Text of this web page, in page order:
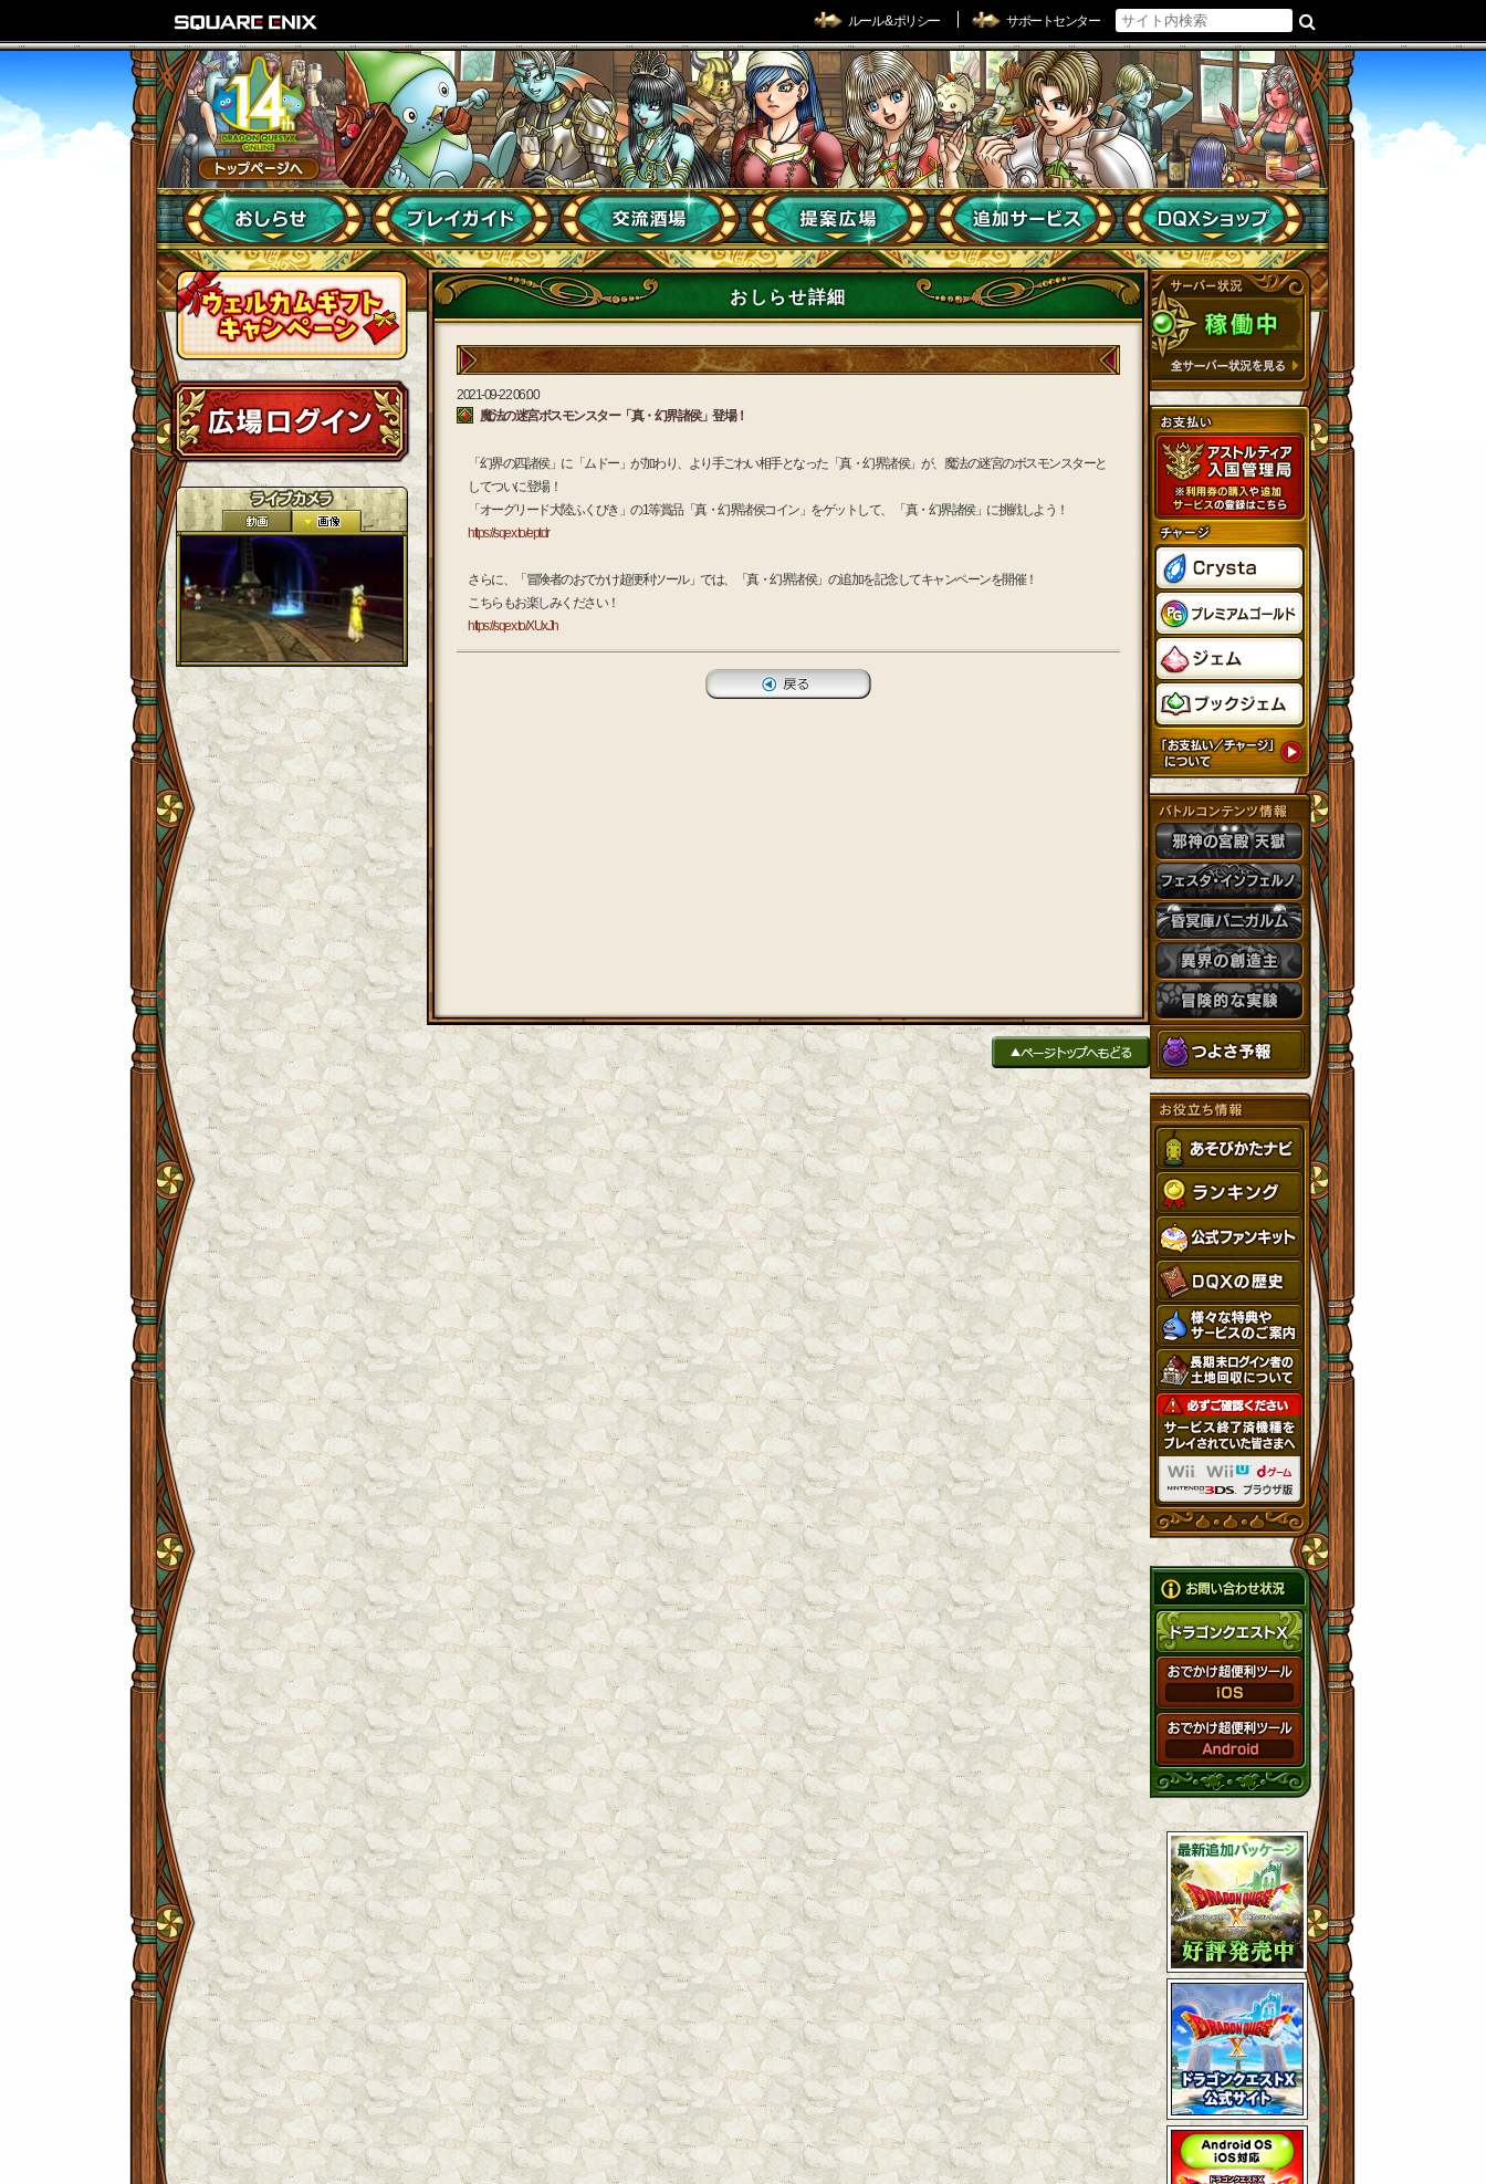
ルール & ポリシー サポートセンター
おしらせ詳細
2021-09-22 06:00
魔法の迷宮ボスモンスター「真・幻界諸侯」登場！
「幻界の四諸侯」に「ムドー」が加わり、より手ごわい相手となった「真・幻界諸侯」が、魔法の迷宮のボスモンスターと
してついに登場！
「オーグリード大陸ふくびき」の1等賞品「真・幻界諸侯コイン」をゲットして、 「真・幻界諸侯」に挑戦しよう！
https://sqex.to/eptdr
さらに、「冒険者のおでかけ超便利ツール」では、「真・幻界諸侯」の追加を記念してキャンペーンを開催！
こちらもお楽しみください！
https://sqex.to/XUxJh